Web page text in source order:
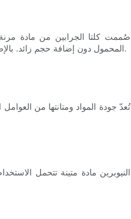
صُممت كلتا الجرابين من مادة مرنة
المحمول دون إضافة حجم زائد. بالإضافة إلى ذلك، يسهل الوصول إلى الجرابين، مما يسمح لك باستخراج الكمبيوتر المحمول بسرعة عند الحاجة.
تُعدّ جودة المواد ومتانتها من
النيوبرين مادة متينة تتحمل